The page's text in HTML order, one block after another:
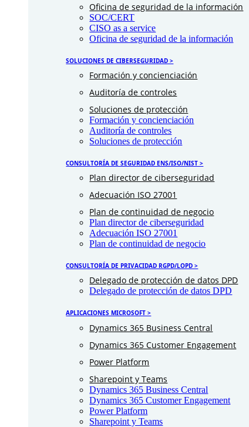
Oficina de seguridad de la información
SOC/CERT
CISO as a service
Oficina de seguridad de la información
SOLUCIONES DE CIBERSEGURIDAD >
Formación y concienciación
Auditoría de controles
Soluciones de protección
Formación y concienciación
Auditoría de controles
Soluciones de protección
CONSULTORÍA DE SEGURIDAD ENS/ISO/NIST >
Plan director de ciberseguridad
Adecuación ISO 27001
Plan de continuidad de negocio
Plan director de ciberseguridad
Adecuación ISO 27001
Plan de continuidad de negocio
CONSULTORÍA DE PRIVACIDAD RGPD/LOPD >
Delegado de protección de datos DPD
Delegado de protección de datos DPD
APLICACIONES MICROSOFT >
Dynamics 365 Business Central
Dynamics 365 Customer Engagement
Power Platform
Sharepoint y Teams
Dynamics 365 Business Central
Dynamics 365 Customer Engagement
Power Platform
Sharepoint y Teams